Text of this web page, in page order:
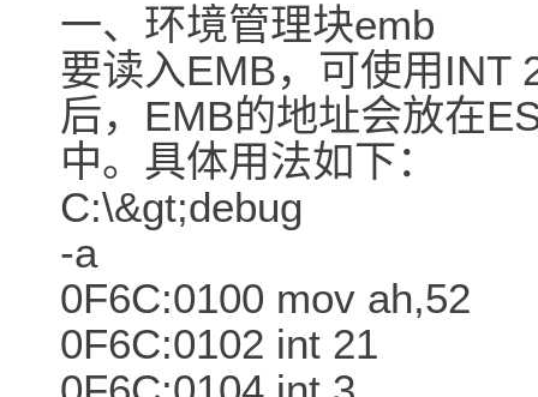
一、环境管理块emb
要读入EMB，可使用INT
后，EMB的地址会放在
中。具体用法如下：
C:\&gt;debug
-a
0F6C:0100 mov ah,52
0F6C:0102 int 21